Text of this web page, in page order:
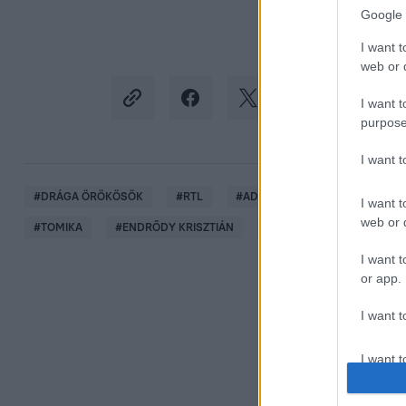
Google
I want
web or
I want
I want
I want
web or
I want
or app.
I want
I want
#DRÁGA ÖRÖKÖSÖK #RTL #ADÁSRÉSZLETEK
#TOMIKA #ENDRŐDY KRISZTIÁN